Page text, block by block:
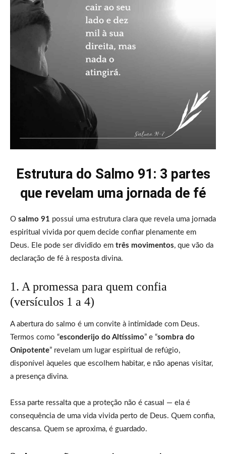
Estrutura do Salmo 91: 3 partes
que revelam uma jornada de fé
O salmo 91 possui uma estrutura clara que revela uma jornada
espiritual vivida por quem decide confiar plenamente em
Deus. Ele pode ser dividido em três movimentos, que vão da
declaração de fé à resposta divina.
1. A promessa para quem confia
(versículos 1 a 4)
A abertura do salmo é um convite à intimidade com Deus.
Termos como “esconderijo do Altíssimo” e “sombra do
Onipotente” revelam um lugar espiritual de refúgio,
disponível àqueles que escolhem habitar, e não apenas visitar,
a presença divina.
Essa parte ressalta que a proteção não é casual — ela é
consequência de uma vida vivida perto de Deus. Quem confia,
descansa. Quem se aproxima, é guardado.